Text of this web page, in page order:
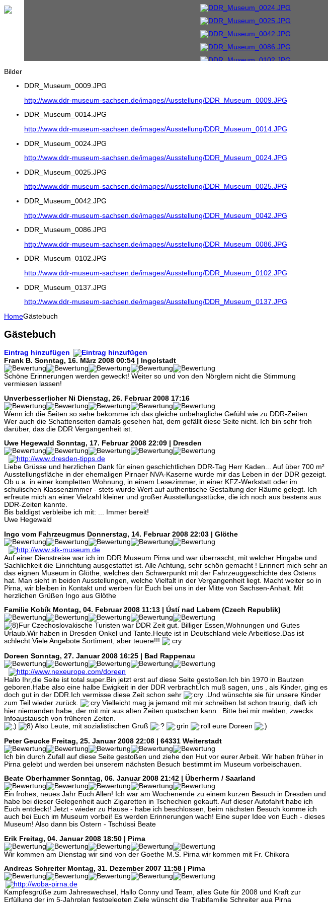
Bilder
DDR_Museum_0009.JPG
http://www.ddr-museum-sachsen.de/images/Ausstellung/DDR_Museum_0009.JPG
DDR_Museum_0014.JPG
http://www.ddr-museum-sachsen.de/images/Ausstellung/DDR_Museum_0014.JPG
DDR_Museum_0024.JPG
http://www.ddr-museum-sachsen.de/images/Ausstellung/DDR_Museum_0024.JPG
DDR_Museum_0025.JPG
http://www.ddr-museum-sachsen.de/images/Ausstellung/DDR_Museum_0025.JPG
DDR_Museum_0042.JPG
http://www.ddr-museum-sachsen.de/images/Ausstellung/DDR_Museum_0042.JPG
DDR_Museum_0086.JPG
http://www.ddr-museum-sachsen.de/images/Ausstellung/DDR_Museum_0086.JPG
DDR_Museum_0102.JPG
http://www.ddr-museum-sachsen.de/images/Ausstellung/DDR_Museum_0102.JPG
DDR_Museum_0137.JPG
http://www.ddr-museum-sachsen.de/images/Ausstellung/DDR_Museum_0137.JPG
HomeGästebuch
Gästebuch
Eintrag hinzufügen
Frank B. Sonntag, 16. März 2008 00:54 | Ingolstadt
Schöne Erinnerungen werden geweckt! Weiter so und von den Nörglern nicht die Stimmung
vermiesen lassen!
Unverbesserlicher Ni Dienstag, 26. Februar 2008 17:16
Wenn ich die Seiten so sehe bekomme ich das gleiche unbehagliche Gefühl wie zu DDR-Zeiten.
Wer auch die Schattenseiten damals gesehen hat, dem gefällt diese Seite nicht. Ich bin sehr froh
darüber, das die DDR Vergangenheit ist.
Uwe Hegewald Sonntag, 17. Februar 2008 22:09 | Dresden
Liebe Grüsse und herzlichen Dank für einen geschichtlichen DDR-Tag Herr Kaden... Auf über 700 m²
Ausstellungsfläche in der ehemaligen Pirnaer NVA-Kaserne wurde mir das Leben in der DDR gezeigt.
Ob u.a. in einer kompletten Wohnung, in einem Lesezimmer, in einer KFZ-Werkstatt oder im
schulischen Klassenzimmer - stets wurde Wert auf authentische Gestaltung der Räume gelegt. Ich
erfreute mich an einer Vielzahl kleiner und großer Ausstellungsstücke, die ich noch aus bestens aus
DDR-Zeiten kannte.
Bis baldigst verbleibe ich mit: ... Immer bereit!
Uwe Hegewald
Ingo vom Fahrzeugmus Donnerstag, 14. Februar 2008 22:03 | Glöthe
Auf einer Dienstreise war ich im DDR Museum Pirna und war überrascht, mit welcher Hingabe und
Sachlichkeit die Einrichtung ausgestattet ist. Alle Achtung, sehr schön gemacht ! Erinnert mich sehr an
das eignen Museum in Glöthe, welches den Schwerpunkt mit der Fahrzeuggeschichte des Ostens
hat. Man sieht in beiden Ausstellungen, welche Vielfalt in der Vergangenheit liegt. Macht weiter so in
Pirna, wir bleiben in Kontakt und werben für Euch bei uns in der Mitte von Sachsen-Anhalt. Mit
herzlichen Grüßen Ingo aus Glöthe
Familie Kobík Montag, 04. Februar 2008 11:13 | Ústí nad Labem (Czech Republik)
Fur Czechoslovakische Turisten war DDR Zeit gut. Billiger Essen,Wohnungen und Gutes
Urlaub.Wir haben in Dresden Onkel und Tante.Heute ist in Deutschland viele Arbeitlose.Das ist
schlecht.Viele Angebote Sortiment, aber teuere!!!
Doreen Sonntag, 27. Januar 2008 16:25 | Bad Rappenau
Hallo Ihr,die Seite ist total super.Bin jetzt erst auf diese Seite gestoßen.Ich bin 1970 in Bautzen
geboren.Habe also eine halbe Ewigkeit in der DDR verbracht.Ich muß sagen, uns , als Kinder, ging es
doch gut in der DDR.Ich vermisse diese Zeit schon sehr
.Und wünschte sie für unsere Kinder
zum Teil wieder zurück.
Vielleicht mag ja jemand mit mir schreiben.Ist schon traurig, daß ich
hier niemanden habe, der mit mir aus alten Zeiten quatschen kann...Bitte bei mir melden, zwecks
Infoaustausch von früheren Zeiten.
Also Leute, mit sozialistischen Gruß
eure Doreen
Peter Geucke Freitag, 25. Januar 2008 22:08 | 64331 Weiterstadt
Ich bin durch Zufall auf diese Seite gestoßen und ziehe den Hut vor eurer Arbeit. Wir haben früher in
Pirna gelebt und werden bei unserem nächsten Besuch bestimmt im Museum vorbeischauen.
Beate Oberhammer Sonntag, 06. Januar 2008 21:42 | Überherrn / Saarland
Ein frohes, neues Jahr Euch Allen! Ich war am Wochenende zu einem kurzen Besuch in Dresden und
habe bei dieser Gelegenheit auch Zigaretten in Tschechien gekauft. Auf dieser Autofahrt habe ich
Euch entdeckt! Jetzt - wieder zu Hause - habe ich beschlossen, beim nächsten Besuch komme ich
auch bei Euch im Museum vorbei! Es werden Erinnerungen wach! Eine super Idee von Euch - dieses
Museum! Also dann bis Ostern - Tschüssi Beate
Erik Freitag, 04. Januar 2008 18:50 | Pirna
Wir kommen am Dienstag wir sind von der Goethe M.S. Pirna wir kommen mit Fr. Chikora
Andreas Schreiter Montag, 31. Dezember 2007 11:58 | Pirna
Kampfesgrüße zum Jahreswechsel, Hallo Conny und Team, alles Gute für 2008 und Kraft zur
Erfüllung der im 5-Jahrplan festgelegten Ziele wünscht die Trabifamilie Schreiter aua Pirna